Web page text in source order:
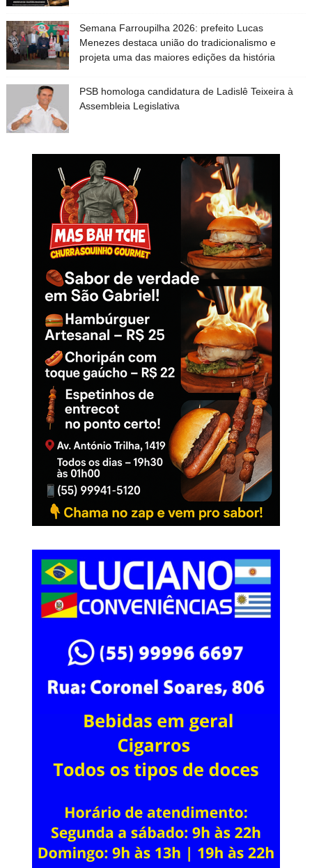
Semana Farroupilha 2026: prefeito Lucas
Menezes destaca união do tradicionalismo e
projeta uma das maiores edições da história
PSB homologa candidatura de Ladislê Teixeira à
Assembleia Legislativa